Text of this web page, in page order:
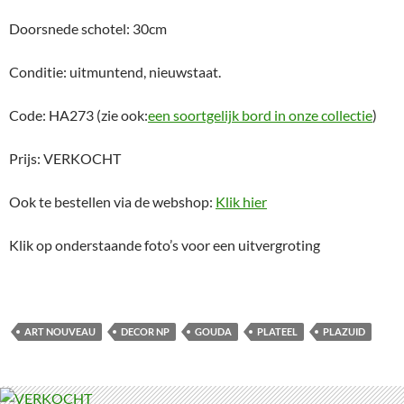
Doorsnede schotel: 30cm
Conditie: uitmuntend, nieuwstaat.
Code: HA273 (zie ook:een soortgelijk bord in onze collectie)
Prijs: VERKOCHT
Ook te bestellen via de webshop: Klik hier
Klik op onderstaande foto’s voor een uitvergroting
ART NOUVEAU DECOR NP GOUDA PLATEEL PLAZUID